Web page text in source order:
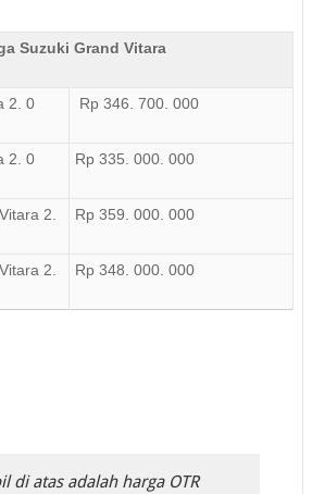
Suzuki Grand Vitara
2. 0
Rp 346. 700. 000
2. 0
Rp 335. 000. 000
2.
Rp 359. 000. 000
2.
Rp 348. 000. 000
di atas adalah harga OTR